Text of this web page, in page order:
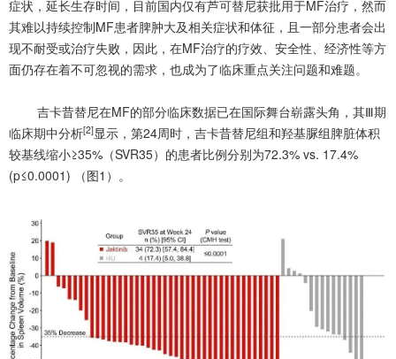
症状，延长生存时间，目前国内仅有芦可替尼获批用于MF治疗，然而
其难以持续控制MF患者脾肿大及相关症状和体征，且一部分患者会出
现不耐受或治疗失败，因此，在MF治疗的疗效、安全性、经济性等方
面仍存在着不可忽视的需求，也成为了临床重点关注问题和难题。
吉卡昔替尼在MF的部分临床数据已在国际舞台崭露头角，其Ⅲ期
临床期中分析[2]显示，第24周时，吉卡昔替尼组和羟基脲组脾脏体积
较基线缩小≥35%（SVR35）的患者比例分别为72.3% vs. 17.4%
(p≤0.0001) （图1）。